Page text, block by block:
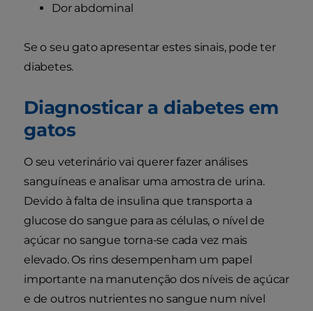
Dor abdominal
Se o seu gato apresentar estes sinais, pode ter
diabetes.
Diagnosticar a diabetes em
gatos
O seu veterinário vai querer fazer análises
sanguíneas e analisar uma amostra de urina.
Devido à falta de insulina que transporta a
glucose do sangue para as células, o nível de
açúcar no sangue torna-se cada vez mais
elevado. Os rins desempenham um papel
importante na manutenção dos níveis de açúcar
e de outros nutrientes no sangue num nível